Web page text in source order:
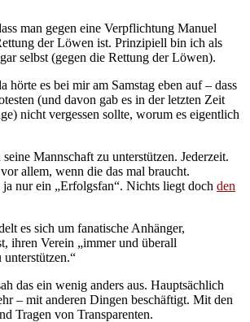
man gegen eine Verpflichtung Manuel
der Löwen ist. Prinzipiell bin ich als
selbst (gegen die Rettung der Löwen).
hörte es bei mir am Samstag eben auf – dass
(und davon gab es in der letzten Zeit
nicht vergessen sollte, worum es eigentlich
Mannschaft zu unterstützen. Jederzeit.
allem, wenn die das mal braucht.
ja nur ein „Erfolgsfan“. Nichts liegt doch den
es sich um fanatische Anhänger,
ihren Verein „immer und überall
das ein wenig anders aus. Hauptsächlich
– mit anderen Dingen beschäftigt. Mit den
Tragen von Transparenten.